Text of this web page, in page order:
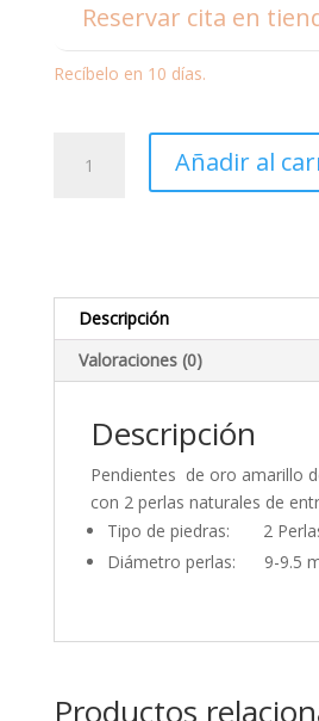
Reservar cita en
Recíbelo en 10 días.
Perlas
Añadir al
Descripción
Valoraciones (0)
Descripción
Pendientes de oro amarillo
con 2 perlas naturales de
Tipo de piedras: 2
Diámetro perlas: 9-9.5
Productos